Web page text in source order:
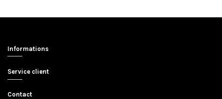
Informations
Service client
Contact